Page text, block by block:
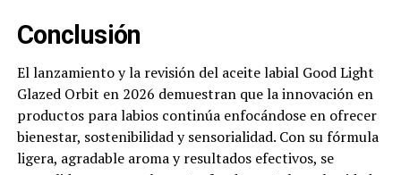
Conclusión
El lanzamiento y la revisión del aceite labial Good Light
Glazed Orbit en 2026 demuestran que la innovación en
productos para labios continúa enfocándose en ofrecer
bienestar, sostenibilidad y sensorialidad. Con su fórmula
ligera, agradable aroma y resultados efectivos, se